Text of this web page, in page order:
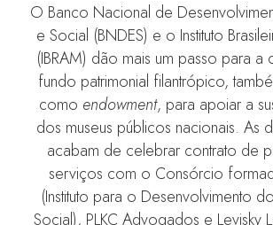
O Banco Nacional de
e Social (BNDES) e o Instituto
(IBRAM) dão mais um passo para a
fundo patrimonial filantrópico,
como endowment, para apoiar a
dos museus públicos nacionais. As
acabam de celebrar contrato de
serviços com o Consórcio
(Instituto para o Desenvolvimento
Social), PLKC Advogados e Levisky